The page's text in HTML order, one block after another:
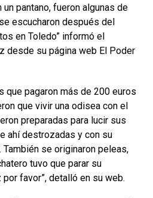
pantano, fueron algunas de
escucharon después del
en Toledo” informó el
desde su página web El Poder
que pagaron más de 200 euros
que vivir una odisea con el
preparadas para lucir sus
ahí destrozadas y con su
se originaron peleas,
tuvo que parar su
por favor”, detalló en su web.